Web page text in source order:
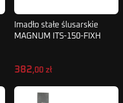
Imadło stałe ślusarskie
MAGNUM ITS-150-FIXH
382,00 zł